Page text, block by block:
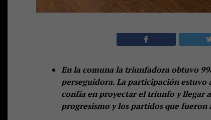
En la comuna la triunfadora obtuvo
perseguidora. La participación estuvo
confía en proyectar el triunfo y llegar
progresismo y los partidos que fueron